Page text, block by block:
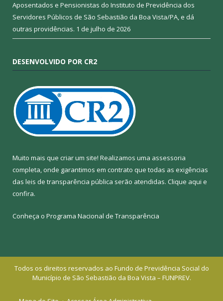
Aposentados e Pensionistas do Instituto de Previdência dos
Servidores Públicos de São Sebastião da Boa Vista/PA, e dá
outras providências. 1 de julho de 2026
DESENVOLVIDO POR CR2
Muito mais que criar um site! Realizamos uma assessoria
completa, onde garantimos em contrato que todas as exigências
das leis de transparência pública serão atendidas. Clique aqui e
confira.
Conheça o Programa Nacional de Transparência
Todos os direitos reservados ao Fundo de Previdência Social do
Município de São Sebastião da Boa Vista – FUNPREV.